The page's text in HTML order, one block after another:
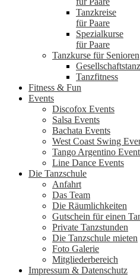
Tanzkreise
für Paare
Spezialkurse
für Paare
Tanzkurse für Senioren
Gesellschaftstanz
Tanzfitness
Fitness & Fun
Events
Discofox Events
Salsa Events
Bachata Events
West Coast Swing
Tango Argentino
Line Dance Events
Die Tanzschule
Anfahrt
Das Team
Die Räumlichkeiten
Gutschein für einen
Private Tanzstunden
Die Tanzschule mieten
Foto Galerie
Mitgliederbereich
Impressum & Datenschutz